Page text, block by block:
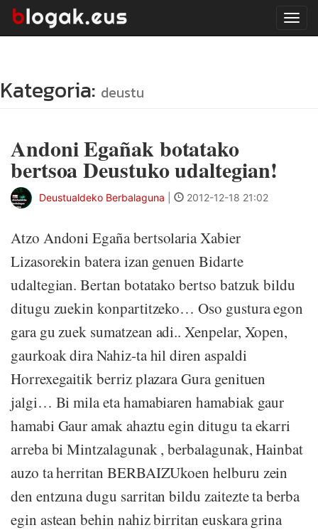
Kategoria: deustu
Andoni Egañak botatako
bertsoa Deustuko udaltegian!
Deustualdeko Berbalaguna 2012-12-18 21:02
Atzo Andoni Egaña bertsolaria Xabier
Lizasorekin batera izan genuen Bidarte
udaltegian. Bertan botatako bertso batzuk bildu
ditugu zuekin konpartitzeko… Oso gustura egon
gara gu zuek sumatzean adi.. Xenpelar, Xopen,
gaurkoak dira Nahiz-ta hil diren aspaldi
Horrexegaitik berriz plazara Gura genituen
jalgi… Bi mila eta hamabiaren hamabiak gaur
hamabi Gaur amak ahaztu egin ditugu ta ekarri
arreba bi Mintzalagunak , berbalagunak, Hainbat
auzo ta herritan BERBAIZUkoen helburu zein
den entzuna dugu sarritan bildu zaitezte ta berba
egin astean behin nahiz birritan euskara grina